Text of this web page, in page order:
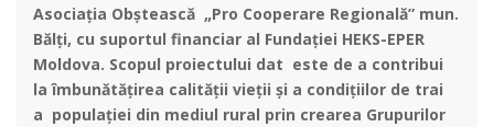
Asociația Obștească „Pro Cooperare Regională” mun.
Bălți, cu suportul financiar al Fundației HEKS-EPER
Moldova. Scopul proiectului dat este de a contribui
la îmbunătățirea calității vieții și a condițiilor de trai
a populației din mediul rural prin crearea Grupurilor